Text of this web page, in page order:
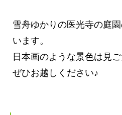
雪舟ゆかりの医光寺の庭
います。
日本画のような景色は見
ぜひお越しください♪